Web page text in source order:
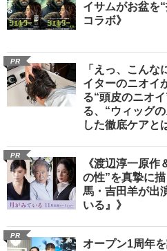
イサムがお盆を
コラボ》
PR
「えっ、こんな
イターのニオ
る“頭皮のニオ
る、“ウィッグ
した徹底ケアと
PR
《渡辺淳一原
の性”を真摯に
馬・吉田羊が出
いる』》
PR
オープン1周年